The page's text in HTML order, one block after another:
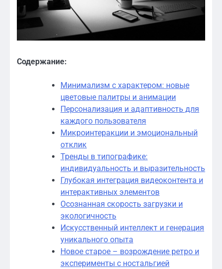
Содержание:
Минимализм с характером: новые
цветовые палитры и анимации
Персонализация и адаптивность для
каждого пользователя
Микроинтеракции и эмоциональный
отклик
Тренды в типографике:
индивидуальность и выразительность
Глубокая интеграция видеоконтента и
интерактивных элементов
Осознанная скорость загрузки и
экологичность
Искусственный интеллект и генерация
уникального опыта
Новое старое – возрождение ретро и
эксперименты с ностальгией